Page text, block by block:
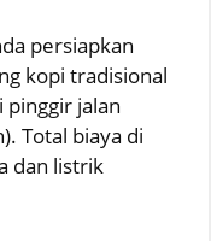
persiapkan
kopi tradisional
pinggir jalan
Total biaya di
dan listrik